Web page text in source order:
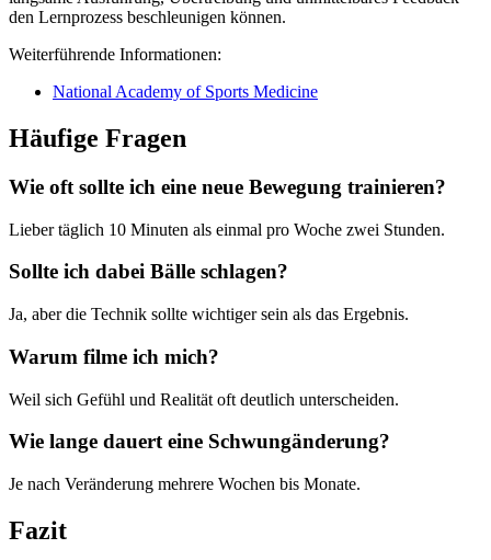
den Lernprozess beschleunigen können.
Weiterführende Informationen:
National Academy of Sports Medicine
Häufige Fragen
Wie oft sollte ich eine neue Bewegung trainieren?
Lieber täglich 10 Minuten als einmal pro Woche zwei Stunden.
Sollte ich dabei Bälle schlagen?
Ja, aber die Technik sollte wichtiger sein als das Ergebnis.
Warum filme ich mich?
Weil sich Gefühl und Realität oft deutlich unterscheiden.
Wie lange dauert eine Schwungänderung?
Je nach Veränderung mehrere Wochen bis Monate.
Fazit